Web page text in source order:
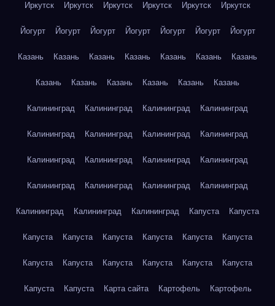
Иркутск Иркутск Иркутск Иркутск Иркутск Иркутск
Йогурт Йогурт Йогурт Йогурт Йогурт Йогурт Йогурт
Казань Казань Казань Казань Казань Казань Казань
Казань Казань Казань Казань Казань Казань
Калининград Калининград Калининград Калининград
Калининград Калининград Калининград Калининград
Калининград Калининград Калининград Калининград
Калининград Калининград Калининград Калининград
Калининград Калининград Калининград Капуста Капуста
Капуста Капуста Капуста Капуста Капуста Капуста
Капуста Капуста Капуста Капуста Капуста Капуста
Капуста Капуста Карта сайта Картофель Картофель